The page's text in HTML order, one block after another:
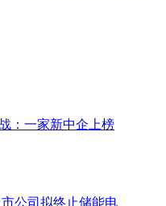
：一家新中企上榜
公司拟终止储能电